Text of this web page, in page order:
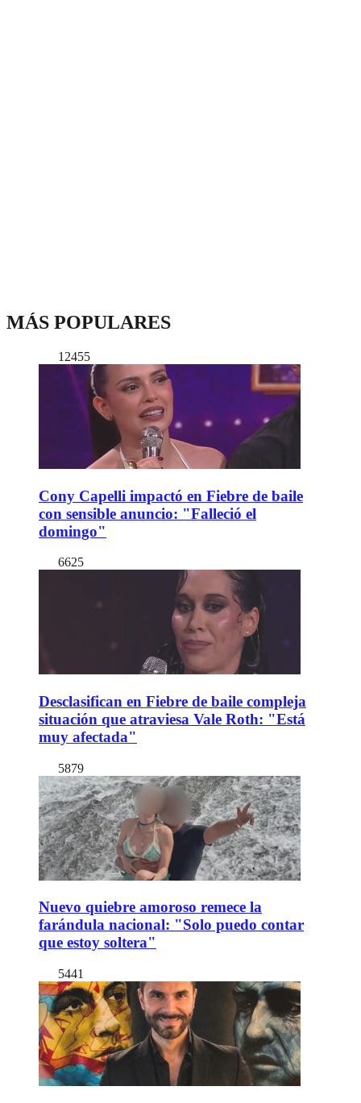
MÁS POPULARES
12455
Cony Capelli impactó en Fiebre de baile
con sensible anuncio: "Falleció el
domingo"
6625
Desclasifican en Fiebre de baile compleja
situación que atraviesa Vale Roth: "Está
muy afectada"
5879
Nuevo quiebre amoroso remece la
farándula nacional: "Solo puedo contar
que estoy soltera"
5441